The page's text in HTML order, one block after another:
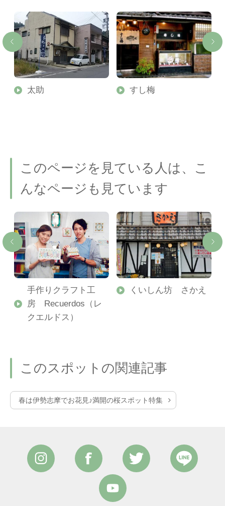
太助 すし梅
このページを見ている人は、こ
んなページも見ています
手作りクラフト工
房 Recuerdos（レ
クエルドス）
くいしん坊 さかえ
このスポットの関連記事
春は伊勢志摩でお花見♪満開の桜スポット特集